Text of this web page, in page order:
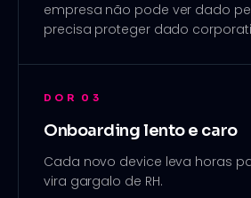
empresa não pode ver dado
precisa proteger dado
DOR 03
Onboarding lento e caro
Cada novo device leva horas
vira gargalo de RH.